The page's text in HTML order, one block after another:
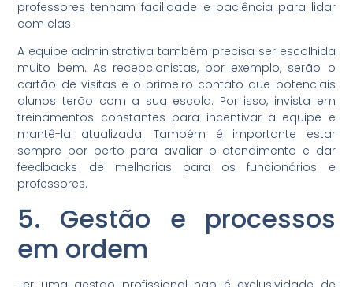
professores tenham facilidade e paciência para lidar
com elas.
A equipe administrativa também precisa ser escolhida
muito bem. As recepcionistas, por exemplo, serão o
cartão de visitas e o primeiro contato que potenciais
alunos terão com a sua escola. Por isso, invista em
treinamentos constantes para incentivar a equipe e
mantê-la atualizada. Também é importante estar
sempre por perto para avaliar o atendimento e dar
feedbacks de melhorias para os funcionários e
professores.
5. Gestão e processos
em ordem